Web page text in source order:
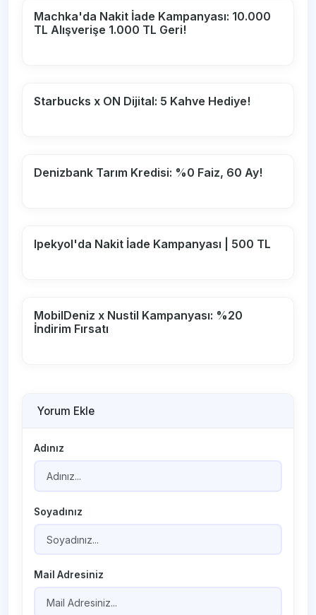
Machka'da Nakit İade Kampanyası: 10.000
TL Alışverişe 1.000 TL Geri!
Starbucks x ON Dijital: 5 Kahve Hediye!
Denizbank Tarım Kredisi: %0 Faiz, 60 Ay!
Ipekyol'da Nakit İade Kampanyası | 500 TL
MobilDeniz x Nustil Kampanyası: %20
İndirim Fırsatı
Yorum Ekle
Adınız
Soyadınız
Mail Adresiniz